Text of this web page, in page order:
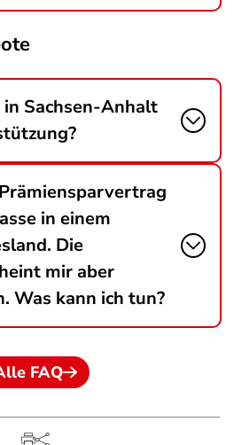
Sachsen-Anhalt
in einem
Die
mir aber
Was kann ich tun?
FAQ